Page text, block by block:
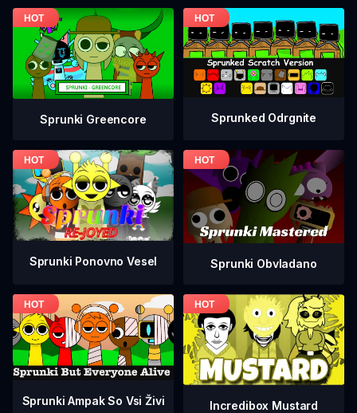
Sprunki Greencore Sprunked Odrgnite
Sprunki Ponovno Vesel Sprunki Obvladano
Sprunki Ampak So Vsi Živi Incredibox Mustard